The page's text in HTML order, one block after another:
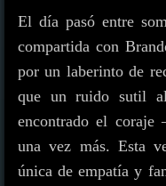
El día pasó entre
compartida con
por un laberinto de
que un ruido sutil
encontrado el
una vez más. Esta
única de empatía y